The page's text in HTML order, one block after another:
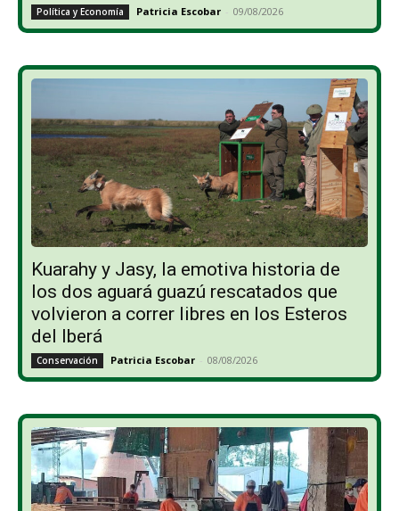
Política y Economía Patricia Escobar - 09/08/2026
Kuarahy y Jasy, la emotiva historia de
los dos aguará guazú rescatados que
volvieron a correr libres en los Esteros
del Iberá
Conservación Patricia Escobar - 08/08/2026